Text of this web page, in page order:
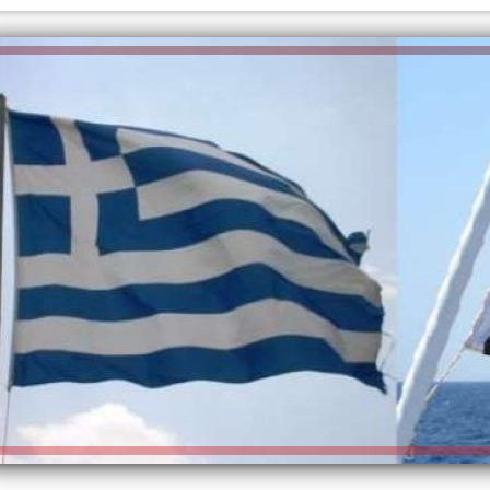
الكاتبة إلهام شرشر تهنئ الرئيس
السيسي بعيد ميلاده وتُشيد بجهوده